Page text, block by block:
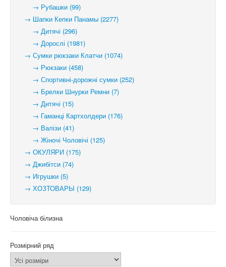
→ Рубашки (99)
→ Шапки Кепки Панамы (2277)
→ Дитячі (296)
→ Дорослі (1981)
→ Сумки рюкзаки Клатчи (1074)
→ Рюкзаки (458)
→ Спортивні-дорожні сумки (252)
→ Брелки Шнурки Ремни (7)
→ Дитячі (15)
→ Гаманці Картхолдери (176)
→ Валізи (41)
→ Жіночі Чоловічі (125)
→ ОКУЛЯРИ (175)
→ Джибітси (74)
→ Игрушки (5)
→ ХОЗТОВАРЫ (129)
Чоловіча білизна
Розмірний ряд